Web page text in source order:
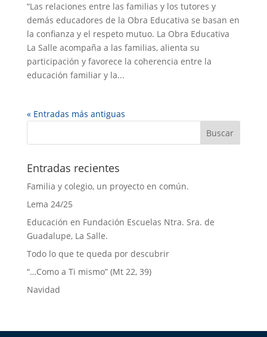
“Las relaciones entre las familias y los tutores y
demás educadores de la Obra Educativa se basan en
la confianza y el respeto mutuo. La Obra Educativa
La Salle acompaña a las familias, alienta su
participación y favorece la coherencia entre la
educación familiar y la...
« Entradas más antiguas
Entradas recientes
Familia y colegio, un proyecto en común.
Lema 24/25
Educación en Fundación Escuelas Ntra. Sra. de
Guadalupe, La Salle.
Todo lo que te queda por descubrir
“…Como a Ti mismo” (Mt 22, 39)
Navidad